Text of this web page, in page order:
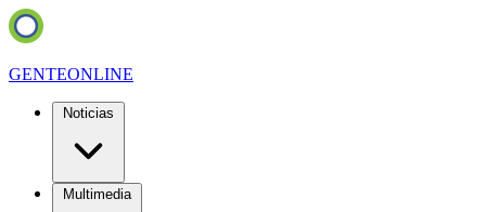
GENTEONLINE
Noticias
Multimedia